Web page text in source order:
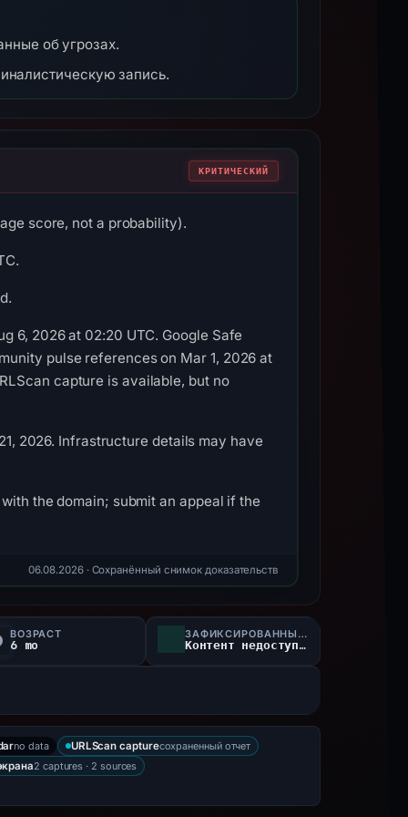
об угрозах.
запись.
КРИТИЧЕСКИЙ
score, not a probability).
6, 2026 at 02:20 UTC. Google Safe
pulse references on Mar 1, 2026 at
capture is available, but no
2026. Infrastructure details may have
the domain; submit an appeal if the
06.08.2026· Сохранённый снимок доказательств
ВОЗРАСТ
6 mo
ЗАФИКСИРОВАННЫЙ СТАТУС
Контент недоступен
no data URLScan captureсохраненный отчет
2 captures · 2 sources